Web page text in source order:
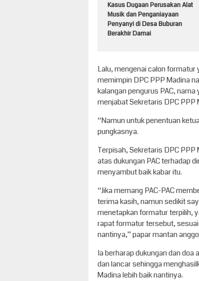
Kasus Dugaan Perusakan Alat
Musik dan Penganiayaan
Penyanyi di Desa Buburan
Berakhir Damai
Lalu, mengenai calon formatur
memimpin DPC PPP Madina
kalangan pengurus PAC,
menjabat Sekretaris DPC PPP
“Namun untuk penentuan
pungkasnya.
Terpisah, Sekretaris DPC
atas dukungan PAC terhadap
menyambut baik kabar itu.
“Jika memang PAC-PAC
terima kasih, namun sedikit
menetapkan formatur terpilih,
rapat formatur tersebut,
nantinya,” papar mantan
Ia berharap dukungan dan doa
dan lancar sehingga
Madina lebih baik nantinya.